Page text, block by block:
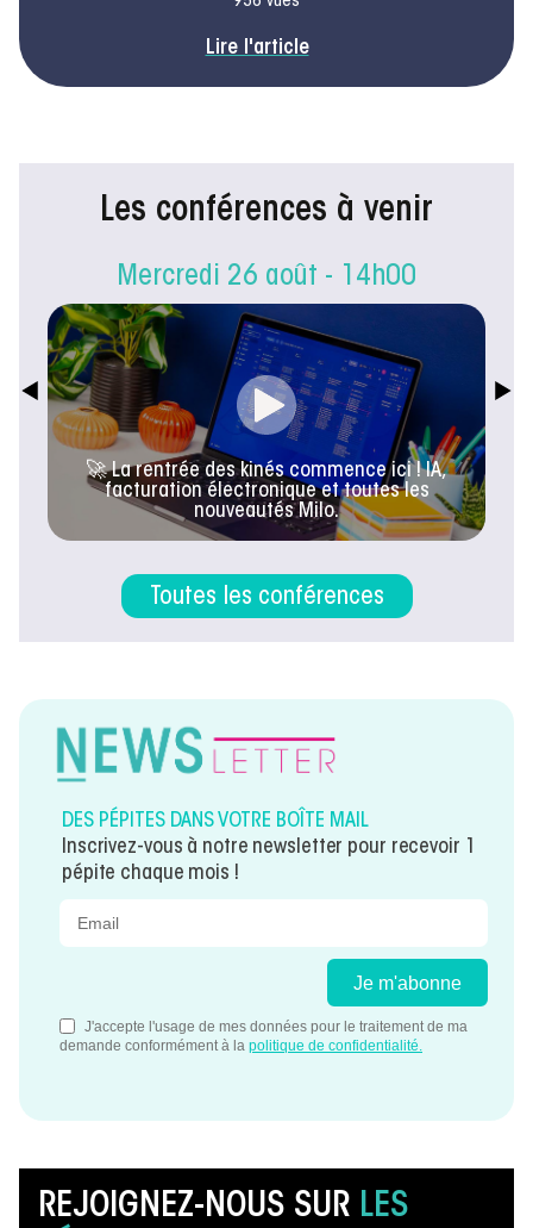
Lire l'article
Les conférences à venir
Mercredi 26 août - 14h00
🚀 La rentrée des kinés commence ici ! IA,
facturation électronique et toutes les
nouveautés Milo.
Toutes les conférences
DES PÉPITES DANS VOTRE BOÎTE MAIL
Inscrivez-vous à notre newsletter pour recevoir 1
pépite chaque mois !
REJOIGNEZ-NOUS SUR LES